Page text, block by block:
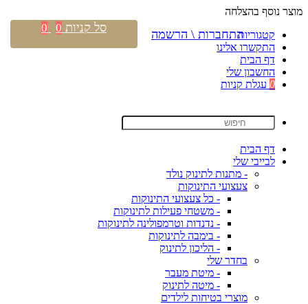
מוצר נוסף בהצלחה
קטגוריות
התקשרו אלינו
דף הבית
החשבון שלי
0 עגלת קניות
דף הבית
לבייבי שלי
- מתנות לתינוק נולד
צעצועי התינוקות
- כל צעצועי התינוקות
- משטחי פעילות לתינוקות
- נדנדות וטרמפולינה לתינוקות
- בימבה לתינוקות
- הליכון לתינוק
בחדר שלי
- מיטת מעבר
- מיטה לתינוק
מוצרי בטיחות לילדים
התחברות \ הרשמה סל קניות 0
0